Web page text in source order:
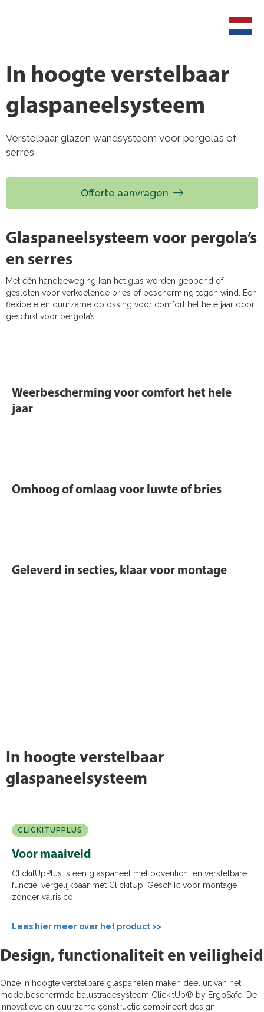
In hoogte verstelbaar
glaspaneelsysteem
Verstelbaar glazen wandsysteem voor pergola’s of
serres
Offerte aanvragen
Glaspaneelsysteem voor pergola’s
en serres
Met één handbeweging kan het glas worden geopend of
gesloten voor verkoelende bries of bescherming tegen wind. Een
flexibele en duurzame oplossing voor comfort het hele jaar door,
geschikt voor pergola’s.
Weerbescherming voor comfort het hele
jaar
Omhoog of omlaag voor luwte of bries
Geleverd in secties, klaar voor montage
In hoogte verstelbaar
glaspaneelsysteem
CLICKITUPPLUS
Voor maaiveld
ClickitUpPlus is een glaspaneel met bovenlicht en verstelbare
functie, vergelijkbaar met ClickitUp. Geschikt voor montage
zonder valrisico.
Lees hier meer over het product >>
Design, functionaliteit en veiligheid
Onze in hoogte verstelbare glaspanelen maken deel uit van het
modelbeschermde balustradesysteem ClickitUp® by ErgoSafe. De
innovatieve en duurzame constructie combineert design,